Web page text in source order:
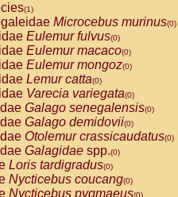
(1)
Microcebus murinus(0)
Eulemur fulvus(0)
Eulemur macaco(0)
Eulemur mongoz(0)
Lemur catta(0)
Varecia variegata(0)
Galago senegalensis(0)
Galago demidovii(0)
Otolemur crassicaudatus(0)
Galagidae spp.(0)
Loris tardigradus(0)
Nycticebus coucang(0)
Nycticebus pygmaeus(0)